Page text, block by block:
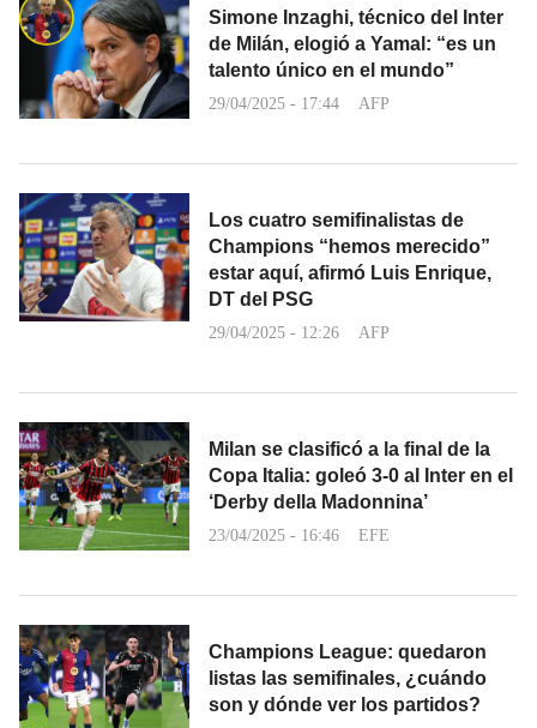
Simone Inzaghi, técnico del Inter
de Milán, elogió a Yamal: “es un
talento único en el mundo”
29/04/2025 - 17:44 AFP
Los cuatro semifinalistas de
Champions “hemos merecido”
estar aquí, afirmó Luis Enrique,
DT del PSG
29/04/2025 - 12:26 AFP
Milan se clasificó a la final de la
Copa Italia: goleó 3-0 al Inter en el
‘Derby della Madonnina’
23/04/2025 - 16:46 EFE
Champions League: quedaron
listas las semifinales, ¿cuándo
son y dónde ver los partidos?